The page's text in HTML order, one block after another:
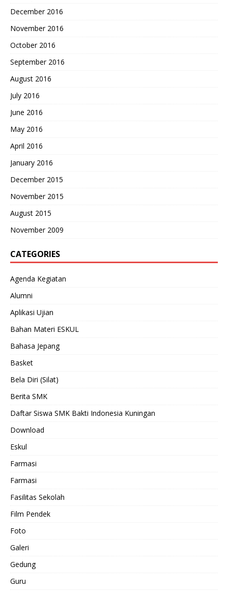
December 2016
November 2016
October 2016
September 2016
August 2016
July 2016
June 2016
May 2016
April 2016
January 2016
December 2015
November 2015
August 2015
November 2009
CATEGORIES
Agenda Kegiatan
Alumni
Aplikasi Ujian
Bahan Materi ESKUL
Bahasa Jepang
Basket
Bela Diri (Silat)
Berita SMK
Daftar Siswa SMK Bakti Indonesia Kuningan
Download
Eskul
Farmasi
Farmasi
Fasilitas Sekolah
Film Pendek
Foto
Galeri
Gedung
Guru